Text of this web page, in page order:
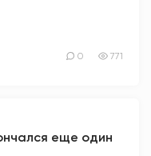
0 771
еще один